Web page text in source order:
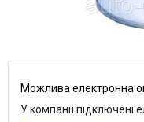
У компанії